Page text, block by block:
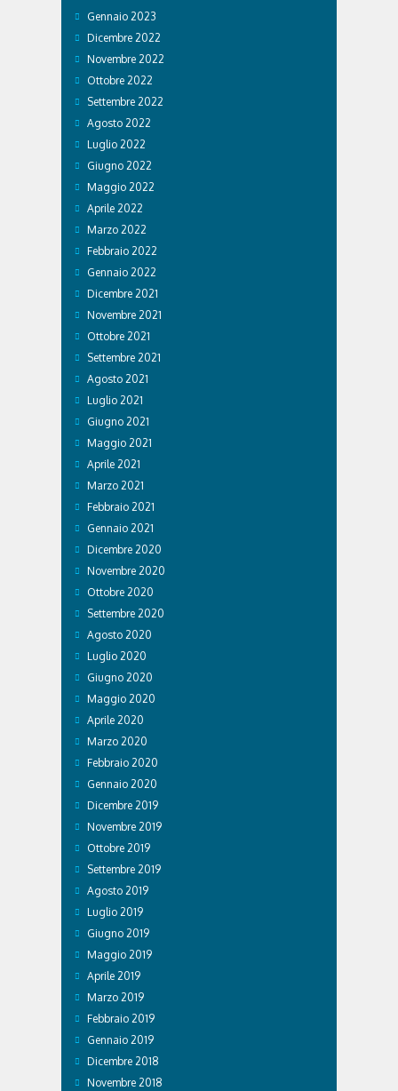
Gennaio 2023
Dicembre 2022
Novembre 2022
Ottobre 2022
Settembre 2022
Agosto 2022
Luglio 2022
Giugno 2022
Maggio 2022
Aprile 2022
Marzo 2022
Febbraio 2022
Gennaio 2022
Dicembre 2021
Novembre 2021
Ottobre 2021
Settembre 2021
Agosto 2021
Luglio 2021
Giugno 2021
Maggio 2021
Aprile 2021
Marzo 2021
Febbraio 2021
Gennaio 2021
Dicembre 2020
Novembre 2020
Ottobre 2020
Settembre 2020
Agosto 2020
Luglio 2020
Giugno 2020
Maggio 2020
Aprile 2020
Marzo 2020
Febbraio 2020
Gennaio 2020
Dicembre 2019
Novembre 2019
Ottobre 2019
Settembre 2019
Agosto 2019
Luglio 2019
Giugno 2019
Maggio 2019
Aprile 2019
Marzo 2019
Febbraio 2019
Gennaio 2019
Dicembre 2018
Novembre 2018